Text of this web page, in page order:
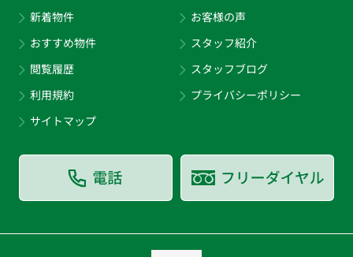
新着物件
おすすめ物件
閲覧履歴
利用規約
サイトマップ
お客様の声
スタッフ紹介
スタッフブログ
プライバシーポリシー